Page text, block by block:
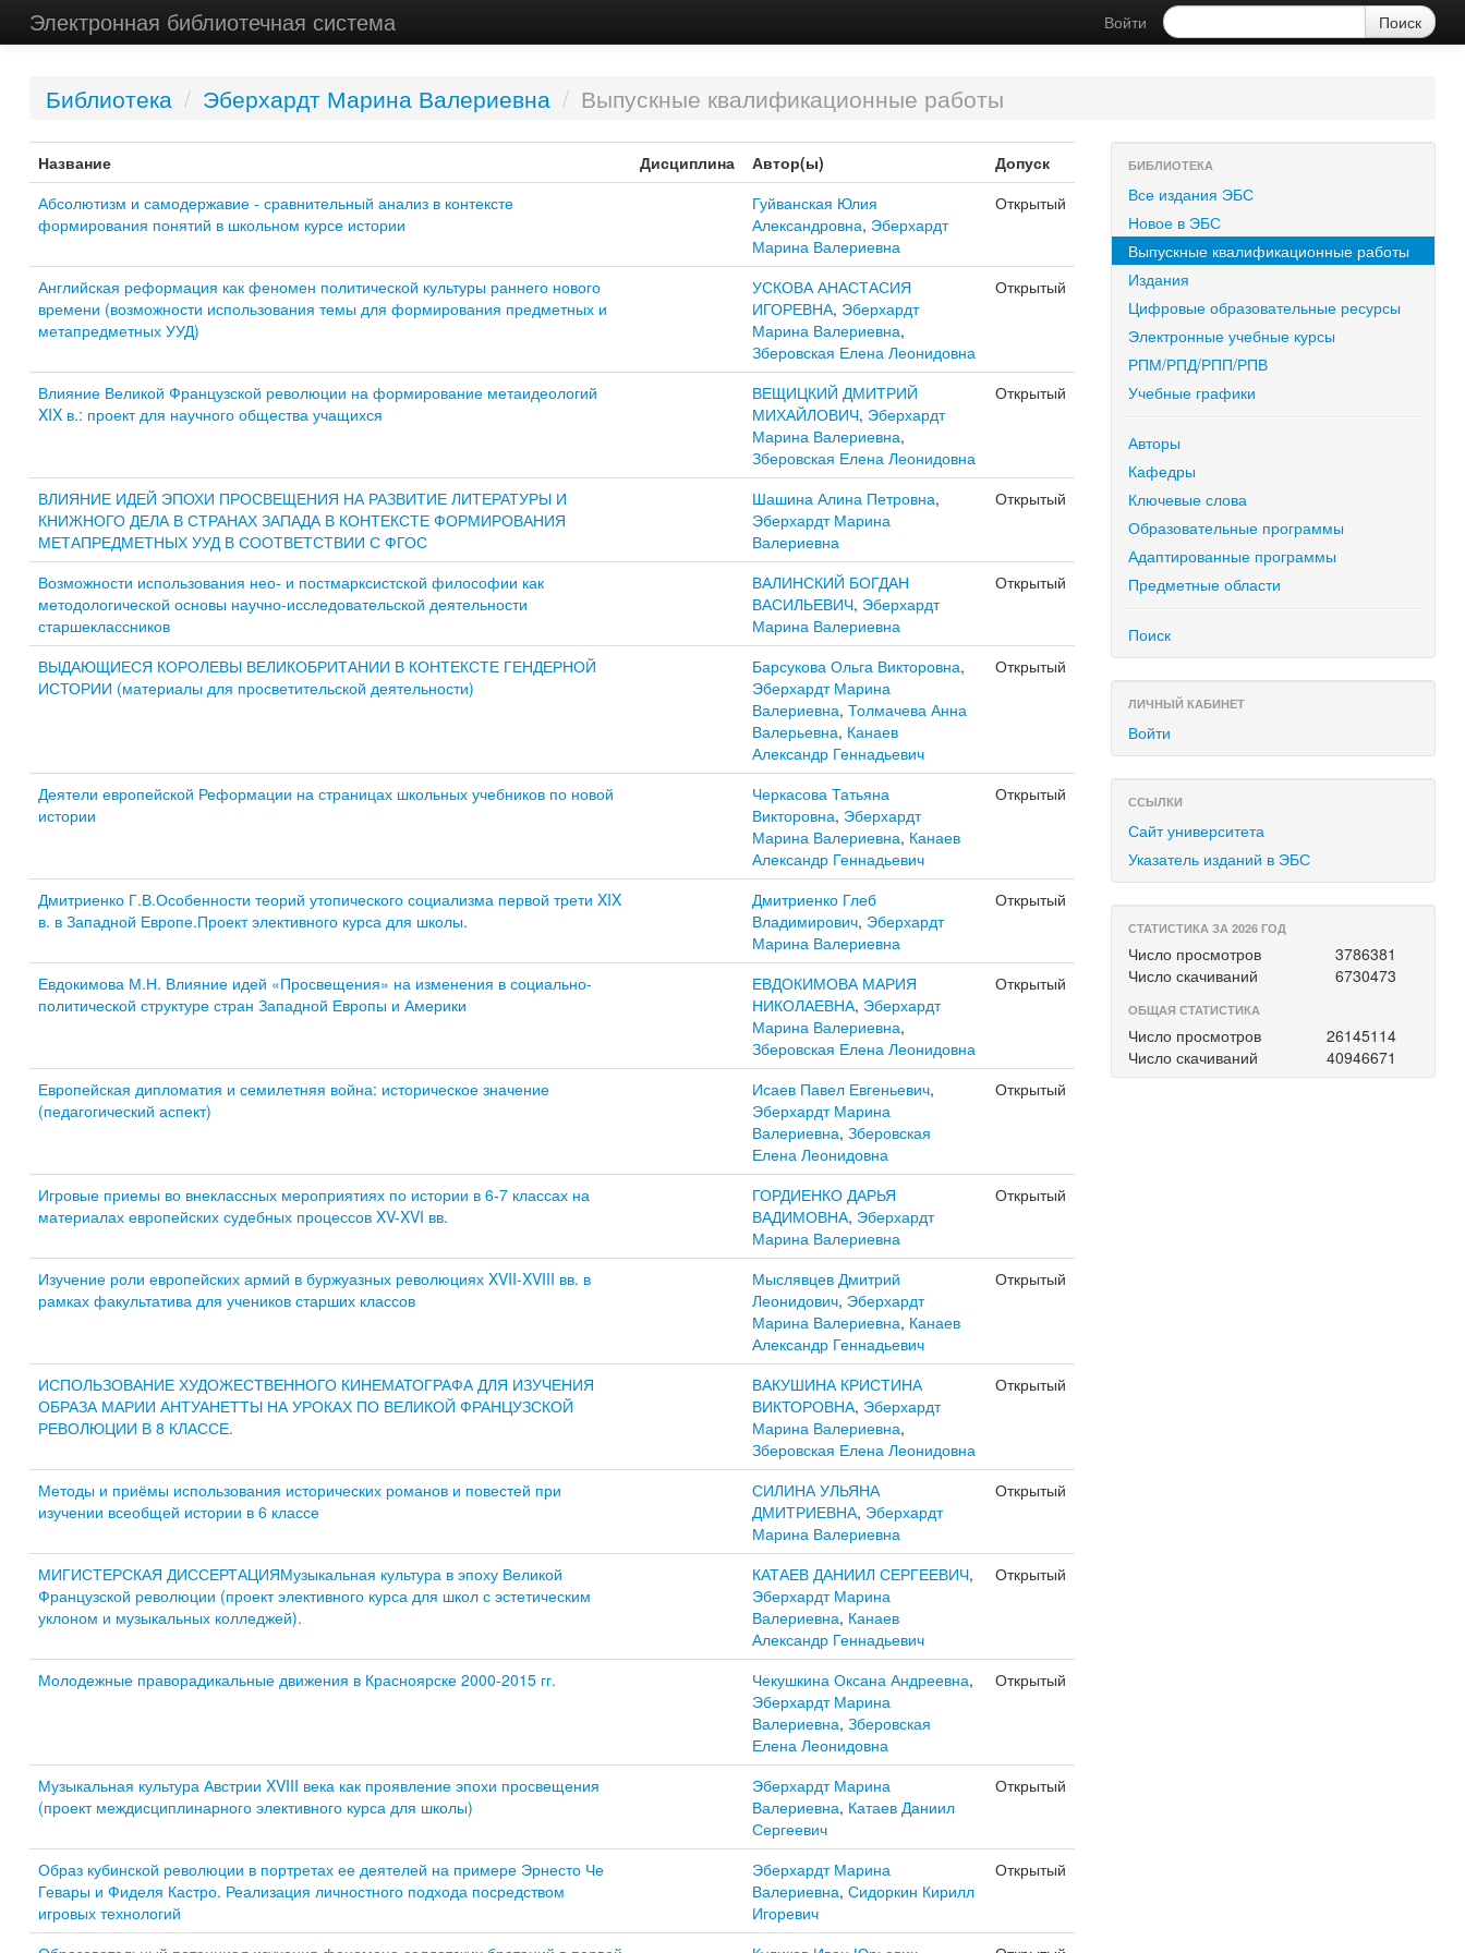
Электронная библиотечная система Войти
Библиотека / Эберхардт Марина Валериевна / Выпускные квалификационные работы
Название Дисциплина Автор(ы)
Допуск
Абсолютизм и самодержавие - сравнительный анализ в контексте
формирования понятий в школьном курсе истории
Гуйванская Юлия
Александровна, Эберхардт
Марина Валериевна
Открытый
Английская реформация как феномен политической культуры раннего нового
времени (возможности использования темы для формирования предметных и
метапредметных УУД)
УСКОВА АНАСТАСИЯ
ИГОРЕВНА, Эберхардт
Марина Валериевна,
Зберовская Елена Леонидовна
Открытый
Влияние Великой Французской революции на формирование метаидеологий
XIX в.: проект для научного общества учащихся
ВЕЩИЦКИЙ ДМИТРИЙ
МИХАЙЛОВИЧ, Эберхардт
Марина Валериевна,
Зберовская Елена Леонидовна
Открытый
ВЛИЯНИЕ ИДЕЙ ЭПОХИ ПРОСВЕЩЕНИЯ НА РАЗВИТИЕ ЛИТЕРАТУРЫ И
КНИЖНОГО ДЕЛА В СТРАНАХ ЗАПАДА В КОНТЕКСТЕ ФОРМИРОВАНИЯ
МЕТАПРЕДМЕТНЫХ УУД В СООТВЕТСТВИИ С ФГОС
Шашина Алина Петровна,
Эберхардт Марина
Валериевна
Открытый
Возможности использования нео- и постмарксистской философии как
методологической основы научно-исследовательской деятельности
старшеклассников
ВАЛИНСКИЙ БОГДАН
ВАСИЛЬЕВИЧ, Эберхардт
Марина Валериевна
Открытый
ВЫДАЮЩИЕСЯ КОРОЛЕВЫ ВЕЛИКОБРИТАНИИ В КОНТЕКСТЕ ГЕНДЕРНОЙ
ИСТОРИИ (материалы для просветительской деятельности)
Барсукова Ольга Викторовна,
Эберхардт Марина
Валериевна, Толмачева Анна
Валерьевна, Канаев
Александр Геннадьевич
Открытый
Деятели европейской Реформации на страницах школьных учебников по новой
истории
Черкасова Татьяна
Викторовна, Эберхардт
Марина Валериевна, Канаев
Александр Геннадьевич
Открытый
Дмитриенко Г.В.Особенности теорий утопического социализма первой трети XIX
в. в Западной Европе.Проект элективного курса для школы.
Дмитриенко Глеб
Владимирович, Эберхардт
Марина Валериевна
Открытый
Евдокимова М.Н. Влияние идей «Просвещения» на изменения в социально-
политической структуре стран Западной Европы и Америки
ЕВДОКИМОВА МАРИЯ
НИКОЛАЕВНА, Эберхардт
Марина Валериевна,
Зберовская Елена Леонидовна
Открытый
Европейская дипломатия и семилетняя война: историческое значение
(педагогический аспект)
Исаев Павел Евгеньевич,
Эберхардт Марина
Валериевна, Зберовская
Елена Леонидовна
Открытый
Игровые приемы во внеклассных мероприятиях по истории в 6-7 классах на
материалах европейских судебных процессов XV-XVI вв.
ГОРДИЕНКО ДАРЬЯ
ВАДИМОВНА, Эберхардт
Марина Валериевна
Открытый
Изучение роли европейских армий в буржуазных революциях XVII-XVIII вв. в
рамках факультатива для учеников старших классов
Мыслявцев Дмитрий
Леонидович, Эберхардт
Марина Валериевна, Канаев
Александр Геннадьевич
Открытый
ИСПОЛЬЗОВАНИЕ ХУДОЖЕСТВЕННОГО КИНЕМАТОГРАФА ДЛЯ ИЗУЧЕНИЯ
ОБРАЗА МАРИИ АНТУАНЕТТЫ НА УРОКАХ ПО ВЕЛИКОЙ ФРАНЦУЗСКОЙ
РЕВОЛЮЦИИ В 8 КЛАССЕ.
ВАКУШИНА КРИСТИНА
ВИКТОРОВНА, Эберхардт
Марина Валериевна,
Зберовская Елена Леонидовна
Открытый
Методы и приёмы использования исторических романов и повестей при
изучении всеобщей истории в 6 классе
СИЛИНА УЛЬЯНА
ДМИТРИЕВНА, Эберхардт
Марина Валериевна
Открытый
МИГИСТЕРСКАЯ ДИССЕРТАЦИЯМузыкальная культура в эпоху Великой
Французской революции (проект элективного курса для школ с эстетическим
уклоном и музыкальных колледжей).
КАТАЕВ ДАНИИЛ СЕРГЕЕВИЧ,
Эберхардт Марина
Валериевна, Канаев
Александр Геннадьевич
Открытый
Молодежные праворадикальные движения в Красноярске 2000-2015 гг. Чекушкина Оксана Андреевна,
Эберхардт Марина
Валериевна, Зберовская
Елена Леонидовна
Открытый
Музыкальная культура Австрии XVIII века как проявление эпохи просвещения
(проект междисциплинарного элективного курса для школы)
Эберхардт Марина
Валериевна, Катаев Даниил
Сергеевич
Открытый
Образ кубинской революции в портретах ее деятелей на примере Эрнесто Че
Гевары и Фиделя Кастро. Реализация личностного подхода посредством
игровых технологий
Эберхардт Марина
Валериевна, Сидоркин Кирилл
Игоревич
Открытый
БИБЛИОТЕКА
Все издания ЭБС
Новое в ЭБС
Выпускные квалификационные работы
Издания
Цифровые образовательные ресурсы
Электронные учебные курсы
РПМ/РПД/РПП/РПВ
Учебные графики
Авторы
Кафедры
Ключевые слова
Образовательные программы
Адаптированные программы
Предметные области
Поиск
ЛИЧНЫЙ КАБИНЕТ
Войти
ССЫЛКИ
Сайт университета
Указатель изданий в ЭБС
СТАТИСТИКА ЗА 2026 ГОД
Число просмотров
3786381
Число скачиваний
6730473
ОБЩАЯ СТАТИСТИКА
Число просмотров
26145114
Число скачиваний
40946671